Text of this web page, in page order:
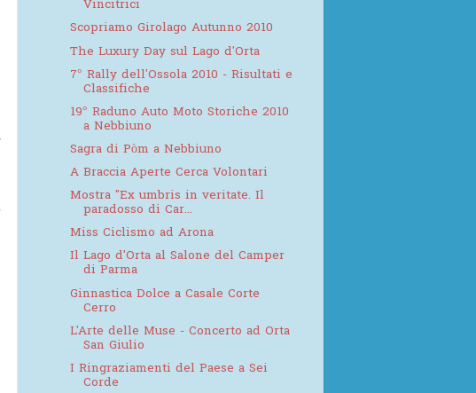
Vincitrici
Scopriamo Girolago Autunno 2010
The Luxury Day sul Lago d'Orta
7° Rally dell'Ossola 2010 - Risultati e
Classifiche
19° Raduno Auto Moto Storiche 2010
a Nebbiuno
Sagra di Pòm a Nebbiuno
A Braccia Aperte Cerca Volontari
Mostra "Ex umbris in veritate. Il
paradosso di Car...
Miss Ciclismo ad Arona
Il Lago d'Orta al Salone del Camper
di Parma
Ginnastica Dolce a Casale Corte
Cerro
L'Arte delle Muse - Concerto ad Orta
San Giulio
I Ringraziamenti del Paese a Sei
Corde